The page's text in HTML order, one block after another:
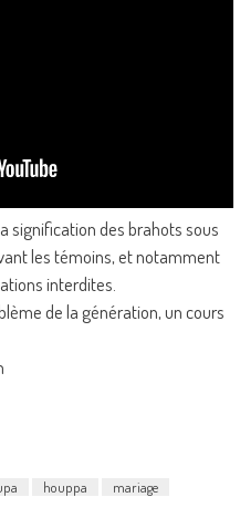
signification des brahots sous
les témoins, et notamment
interdites.
de la génération, un cours
houppa
mariage